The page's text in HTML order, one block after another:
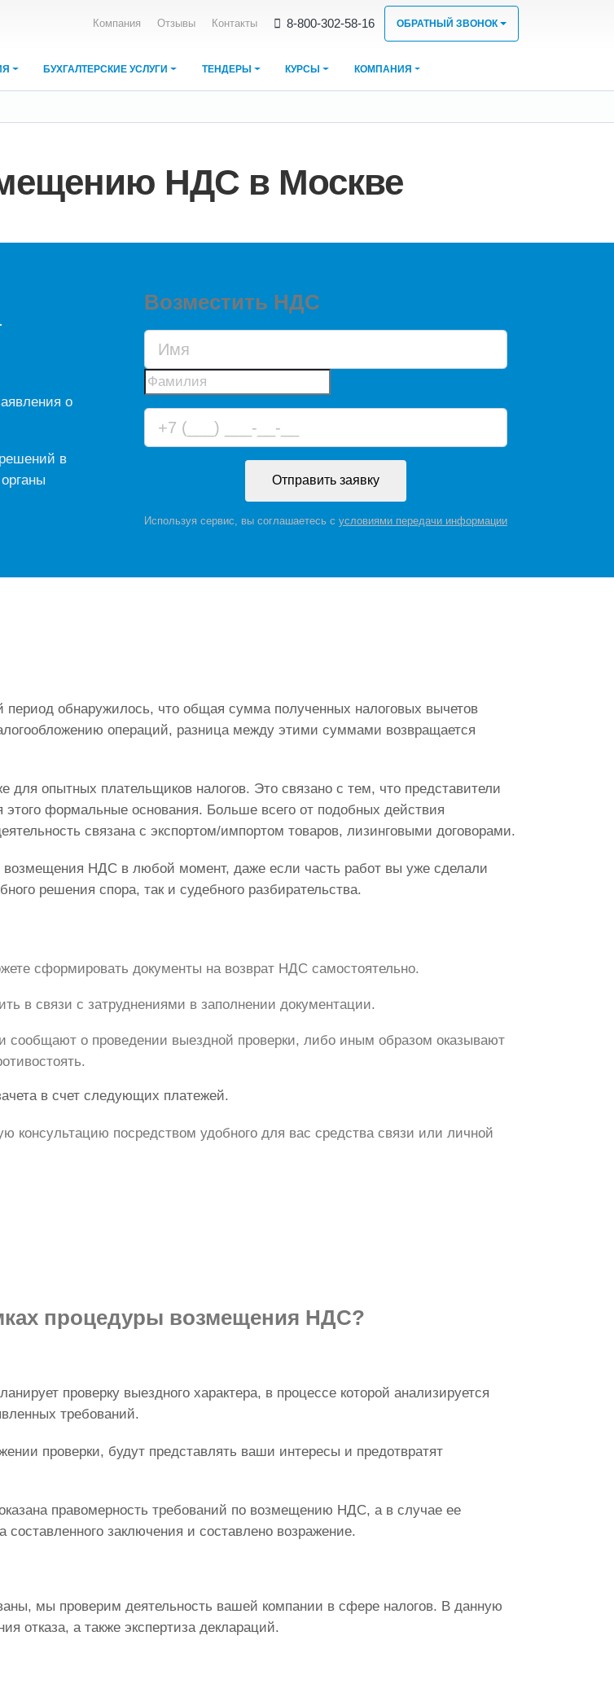
Компания Отзывы Контакты 8‑800‑302‑58‑16 ОБРАТНЫЙ ЗВОНОК
БУХГАЛТЕРСКИЕ УСЛУГИ ТЕНДЕРЫ КУРСЫ КОМПАНИЯ
НДС в Москве
о
в
Возместить НДС
Отправить заявку
Используя сервис, вы соглашаетесь с условиями передачи информации
период обнаружилось, что общая сумма полученных налоговых вычетов
операций, разница между этими суммами возвращается
для опытных плательщиков налогов. Это связано с тем, что представители
формальные основания. Больше всего от подобных действия
связана с экспортом/импортом товаров, лизинговыми договорами.
НДС в любой момент, даже если часть работ вы уже сделали
решения спора, так и судебного разбирательства.
сформировать документы на возврат НДС самостоятельно.
в связи с затруднениями в заполнении документации.
сообщают о проведении выездной проверки, либо иным образом оказывают
в счет следующих платежей.
посредством удобного для вас средства связи или личной
процедуры возмещения НДС?
проверку выездного характера, в процессе которой анализируется
требований.
проверки, будут представлять ваши интересы и предотвратят
правомерность требований по возмещению НДС, а в случае ее
составленного заключения и составлено возражение.
мы проверим деятельность вашей компании в сфере налогов. В данную
отказа, а также экспертиза деклараций.